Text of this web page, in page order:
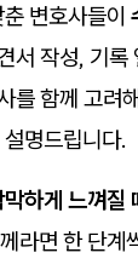
변호사들이
서 작성, 기
를 함께 고려
명드립니다.
하게 느껴질
라면 한 단계